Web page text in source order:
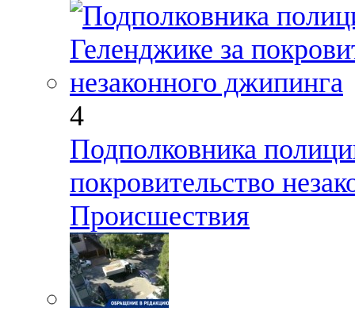
4
Подполковника
покровительство
Происшествия